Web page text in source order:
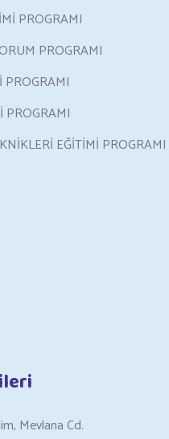
PROGRAMI
PROGRAMI
PROGRAMI
PROGRAMI
EĞİTİMİ PROGRAMI
Mevlana Cd.